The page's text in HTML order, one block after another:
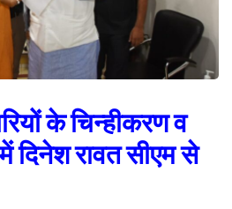
के चिन्हीकरण व
रावत सीएम से